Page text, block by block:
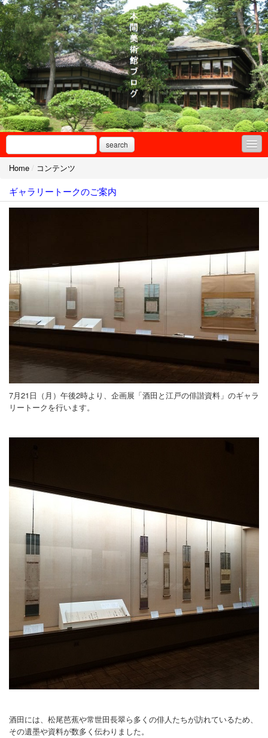
search
コンテンツ
プロフィール
Home / コンテンツ
ギャラリートークのご案内
7月21日（月）午後2時より、企画展「酒田と江戸の俳諧資料」のギャラ
リートークを行います。
酒田には、松尾芭蕉や常世田長翠ら多くの俳人たちが訪れているため、
その遺墨や資料が数多く伝わりました。